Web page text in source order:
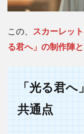
この、 スカーレッ
る君へ」の制作陣
「光る君へ
共通点